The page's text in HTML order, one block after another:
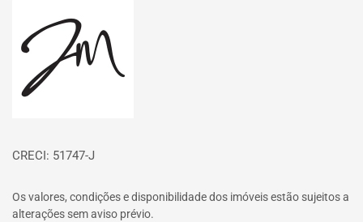
CRECI: 51747-J
Os valores, condições e disponibilidade dos imóveis estão sujeitos a
alterações sem aviso prévio.